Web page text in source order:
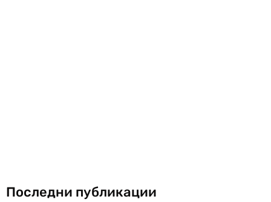
Последни публикации